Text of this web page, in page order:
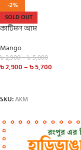
-2%
SOLD OUT
কাটিমন আম
Mango
৳2,900–৳5,800
৳2,900–৳5,700
SKU:AKM